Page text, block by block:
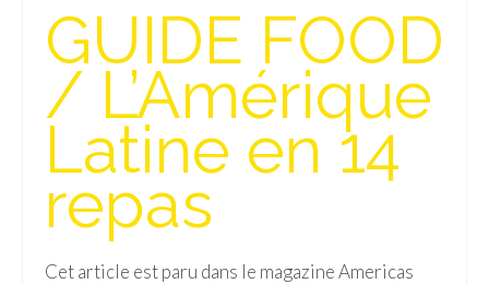
Isla del Sol
Lac Titicaca
Salar d’Uyuni
Chili
Paraguay
GUIDE FOOD
/ L’Amérique
Latine en 14
repas
Cet article est paru dans le magazine Americas